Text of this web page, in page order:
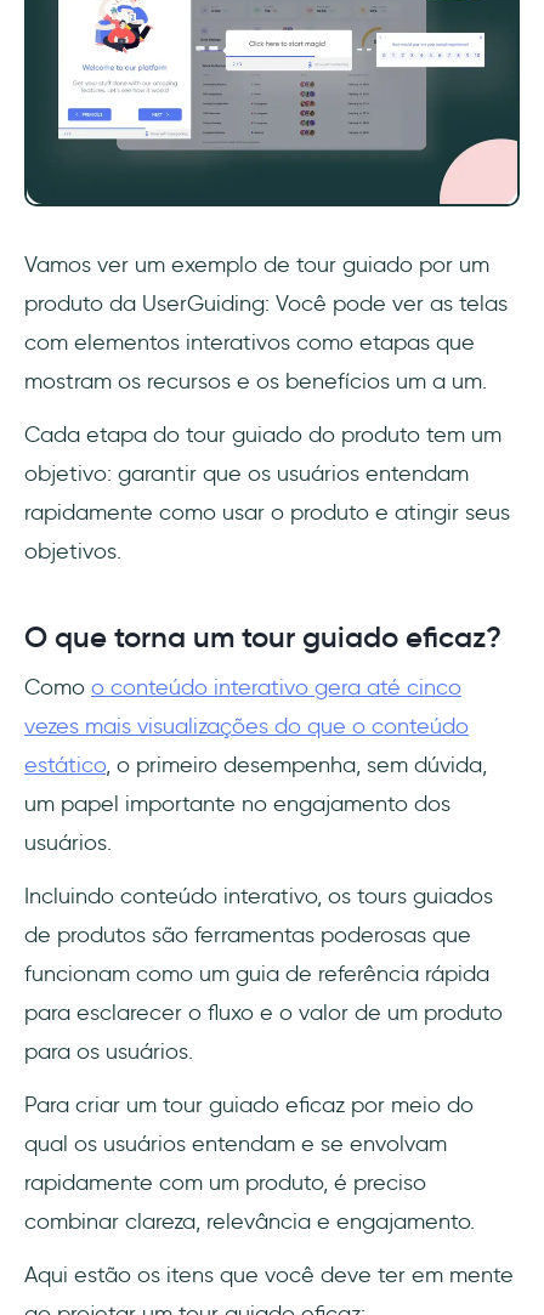
Vamos ver um exemplo de tour guiado por um
produto da UserGuiding: Você pode ver as telas
com elementos interativos como etapas que
mostram os recursos e os benefícios um a um.
Cada etapa do tour guiado do produto tem um
objetivo: garantir que os usuários entendam
rapidamente como usar o produto e atingir seus
objetivos.
O que torna um tour guiado eficaz?
Como o conteúdo interativo gera até cinco
vezes mais visualizações do que o conteúdo
estático, o primeiro desempenha, sem dúvida,
um papel importante no engajamento dos
usuários.
Incluindo conteúdo interativo, os tours guiados
de produtos são ferramentas poderosas que
funcionam como um guia de referência rápida
para esclarecer o fluxo e o valor de um produto
para os usuários.
Para criar um tour guiado eficaz por meio do
qual os usuários entendam e se envolvam
rapidamente com um produto, é preciso
combinar clareza, relevância e engajamento.
Aqui estão os itens que você deve ter em mente